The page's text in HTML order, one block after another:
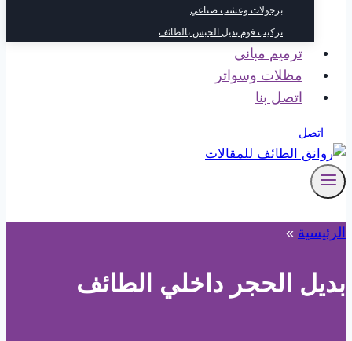
برجولات وعشب صناعي
تركيب فوم بديل الجبس بالطائف
ترميم مباني
مظلات وسواتر
اتصل بنا
اتصل
الرئيسية »
بديل الحجر داخلي الطائف